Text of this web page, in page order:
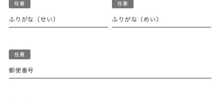
ふりがな（せい） ふりがな（めい）
郵便番号